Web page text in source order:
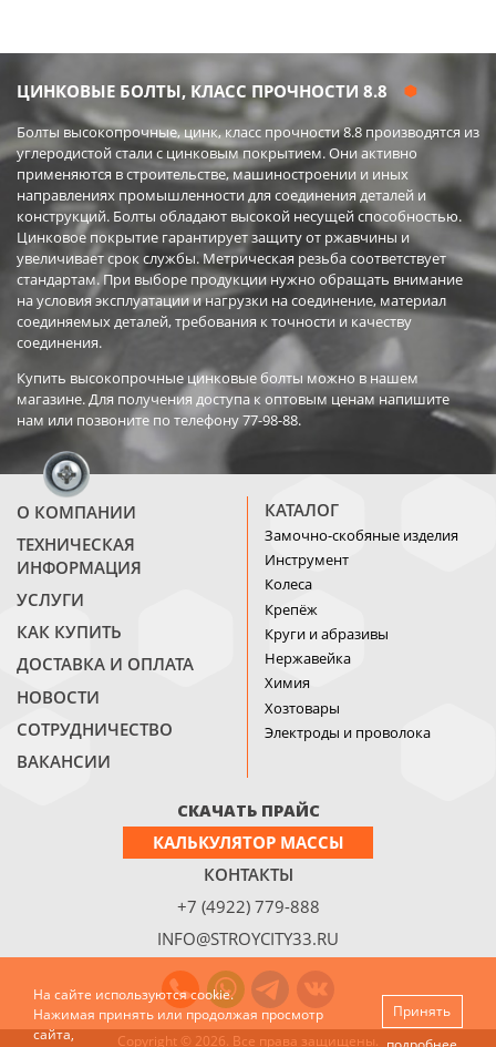
ЦИНКОВЫЕ БОЛТЫ, КЛАСС ПРОЧНОСТИ 8.8
Болты высокопрочные, цинк, класс прочности 8.8 производятся из
углеродистой стали с цинковым покрытием. Они активно
применяются в строительстве, машиностроении и иных
направлениях промышленности для соединения деталей и
конструкций. Болты обладают высокой несущей способностью.
Цинковое покрытие гарантирует защиту от ржавчины и
увеличивает срок службы. Метрическая резьба соответствует
стандартам. При выборе продукции нужно обращать внимание
на условия эксплуатации и нагрузки на соединение, материал
соединяемых деталей, требования к точности и качеству
соединения.
Купить высокопрочные цинковые болты можно в нашем
магазине. Для получения доступа к оптовым ценам напишите
нам или позвоните по телефону 77-98-88.
О КОМПАНИИ
ТЕХНИЧЕСКАЯ
ИНФОРМАЦИЯ
УСЛУГИ
КАК КУПИТЬ
ДОСТАВКА И ОПЛАТА
НОВОСТИ
СОТРУДНИЧЕСТВО
ВАКАНСИИ
КАТАЛОГ
Замочно-скобяные изделия
Инструмент
Колеса
Крепёж
Круги и абразивы
Нержавейка
Химия
Хозтовары
Электроды и проволока
СКАЧАТЬ ПРАЙС
КАЛЬКУЛЯТОР МАССЫ
КОНТАКТЫ
+7 (4922) 779-888
INFO@STROYCITY33.RU
Copyright © 2026. Все права защищены.
На сайте используются cookie.
Нажимая принять или продолжая просмотр
сайта,
Принять